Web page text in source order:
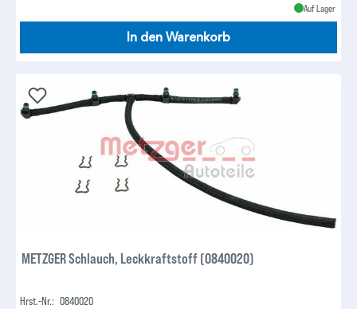
Auf Lager
In den Warenkorb
METZGER Schlauch, Leckkraftstoff (0840020)
Hrst.-Nr.: 0840020